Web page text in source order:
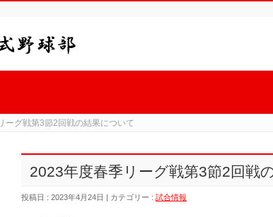
ーグ戦第3節2回戦の結果について
2023年度春季リーグ戦第3節2回戦
投稿日 : 2023年4月24日 | カテゴリー : 試合情報